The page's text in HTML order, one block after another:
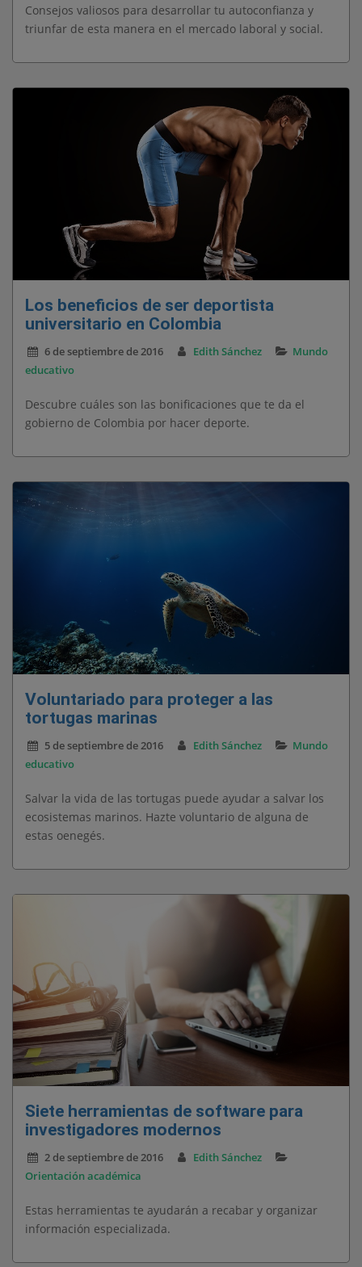
Consejos valiosos para desarrollar tu autoconfianza y
triunfar de esta manera en el mercado laboral y social.
Los beneficios de ser deportista
universitario en Colombia
6 de septiembre de 2016 Edith Sánchez
Mundo
educativo
Descubre cuáles son las bonificaciones que te da el
gobierno de Colombia por hacer deporte.
Voluntariado para proteger a las
tortugas marinas
5 de septiembre de 2016 Edith Sánchez
Mundo
educativo
Salvar la vida de las tortugas puede ayudar a salvar los
ecosistemas marinos. Hazte voluntario de alguna de
estas oenegés.
Siete herramientas de software para
investigadores modernos
2 de septiembre de 2016
Edith Sánchez
Orientación académica
Estas herramientas te ayudarán a recabar y organizar
información especializada.